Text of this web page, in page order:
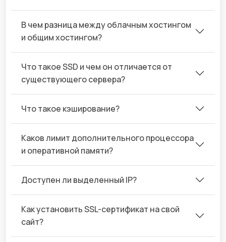
В чем разница между облачным хостингом
и общим хостингом?
Что такое SSD и чем он отличается от
существующего сервера?
Что такое кэширование?
Каков лимит дополнительного процессора
и оперативной памяти?
Доступен ли выделенный IP?
Как установить SSL-сертификат на свой
сайт?